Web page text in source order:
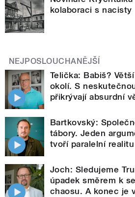
kolaboraci s nacisty
NEJPOSLOUCHANĚJŠÍ
Telička: Babiš?
okolí. S
přikrývají absurdní
Bartkovský:
tábory. Jeden
tvoří paralelní realitu
Joch: Sledujeme
úpadek směrem k
chaosu. A konec je